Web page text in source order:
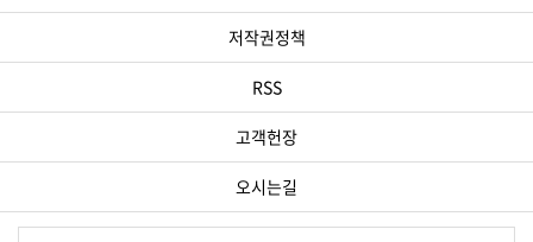
저작권정책
RSS
고객헌장
오시는길